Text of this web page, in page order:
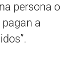
persona o
a